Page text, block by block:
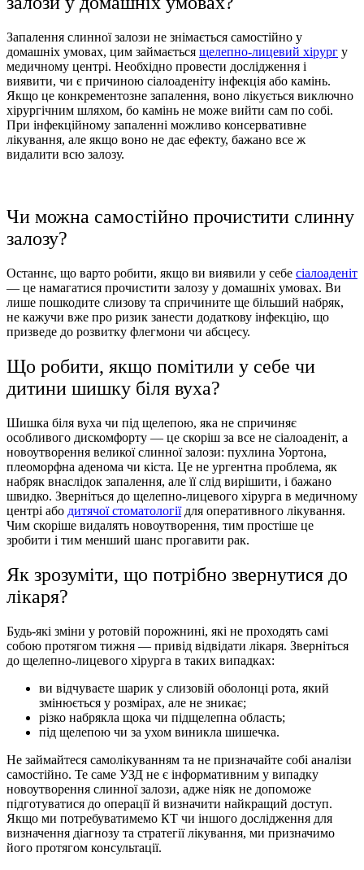
Запалення слинної залози не знімається самостійно у
домашніх умовах, цим займається щелепно-лицевий хірург у
медичному центрі. Необхідно провести дослідження і
виявити, чи є причиною сіалоаденіту інфекція або камінь.
Якщо це конкрементозне запалення, воно лікується виключно
хірургічним шляхом, бо камінь не може вийти сам по собі.
При інфекційному запаленні можливо консервативне
лікування, але якщо воно не дає ефекту, бажано все ж
видалити всю залозу.
Чи можна самостійно прочистити слинну
залозу?
Останнє, що варто робити, якщо ви виявили у себе сіалоаденіт
— це намагатися прочистити залозу у домашніх умовах. Ви
лише пошкодите слизову та спричините ще більший набряк,
не кажучи вже про ризик занести додаткову інфекцію, що
призведе до розвитку флегмони чи абсцесу.
Що робити, якщо помітили у себе чи
дитини шишку біля вуха?
Шишка біля вуха чи під щелепою, яка не спричиняє
особливого дискомфорту — це скоріш за все не сіалоаденіт, а
новоутворення великої слинної залози: пухлина Уортона,
плеоморфна аденома чи кіста. Це не ургентна проблема, як
набряк внаслідок запалення, але її слід вирішити, і бажано
швидко. Зверніться до щелепно-лицевого хірурга в медичному
центрі або дитячої стоматологіїдля оперативного лікування.
Чим скоріше видалять новоутворення, тим простіше це
зробити і тим менший шанс прогавити рак.
Як зрозуміти, що потрібно звернутися до
лікаря?
Будь-які зміни у ротовій порожнині, які не проходять самі
собою протягом тижня — привід відвідати лікаря. Зверніться
до щелепно-лицевого хірурга в таких випадках:
ви відчуваєте шарик у слизовій оболонці рота, який
змінюється у розмірах, але не зникає;
різко набрякла щока чи підщелепна область;
під щелепою чи за ухом виникла шишечка.
Не займайтеся самолікуванням та не призначайте собі аналізи
самостійно. Те саме УЗД не є інформативним у випадку
новоутворення слинної залози, адже ніяк не допоможе
підготуватися до операції й визначити найкращий доступ.
Якщо ми потребуватимемо КТ чи іншого дослідження для
визначення діагнозу та стратегії лікування, ми призначимо
його протягом консультації.